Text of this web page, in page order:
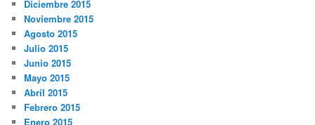
Diciembre 2015
Noviembre 2015
Agosto 2015
Julio 2015
Junio 2015
Mayo 2015
Abril 2015
Febrero 2015
Enero 2015